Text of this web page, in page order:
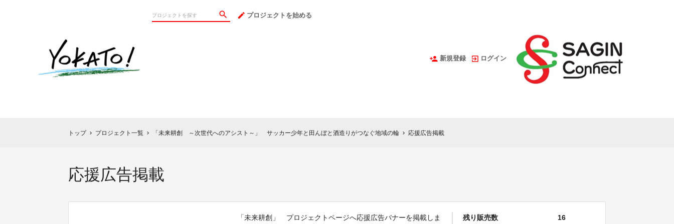
プロジェクトを始める
新規登録 ログイン
トップ chevron_right プロジェクト一覧 chevron_right 「未来耕創 ～次世代へのアシスト～」 サッカー少年と田んぼと酒造りがつなぐ地域の輪 chevron_right 応援広告掲載
応援広告掲載
「未来耕創」 プロジェクトページへ応援広告バナーを掲載しま 残り販売数 16